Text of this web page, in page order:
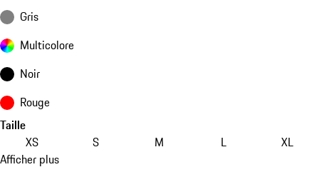
Gris
Multicolore
Noir
Rouge
Taille
XS
S M L
XL
Afficher plus